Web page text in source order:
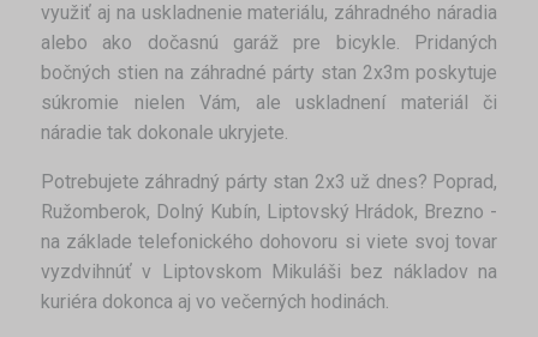
využiť aj na uskladnenie materiálu, záhradného náradia
alebo ako dočasnú garáž pre bicykle. Pridaných
bočných stien na záhradné párty stan 2x3m poskytuje
súkromie nielen Vám, ale uskladnení materiál či
náradie tak dokonale ukryjete.
Potrebujete záhradný párty stan 2x3 už dnes? Poprad,
Ružomberok, Dolný Kubín, Liptovský Hrádok, Brezno -
na základe telefonického dohovoru si viete svoj tovar
vyzdvihnúť v Liptovskom Mikuláši bez nákladov na
kuriéra dokonca aj vo večerných hodinách.